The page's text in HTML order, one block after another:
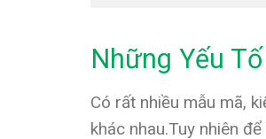
Những Yếu
Có rất nhiều mẫu mã,
khác nhau.Tuy nhiên